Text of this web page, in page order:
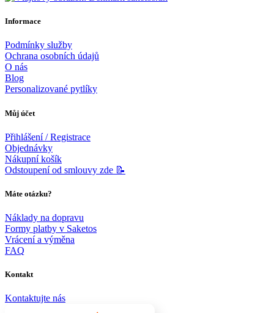
Informace
Podmínky služby
Ochrana osobních údajů
O nás
Blog
Personalizované pytlíky
Můj účet
Přihlášení / Registrace
Objednávky
Nákupní košík
Odstoupení od smlouvy zde 📝
Máte otázku?
Náklady na dopravu
Formy platby v Saketos
Vrácení a výměna
FAQ
Kontakt
Kontaktujte nás